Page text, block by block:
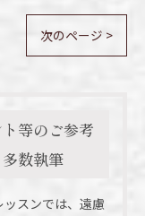
次のページ >
等のご参考
数執筆
スンでは、遠慮